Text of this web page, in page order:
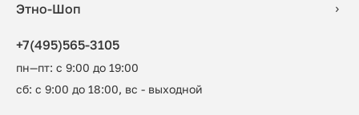
Этно-Шоп
+7(495)565-3105
пн—пт: с 9:00 до 19:00
сб: с 9:00 до 18:00, вс - выходной